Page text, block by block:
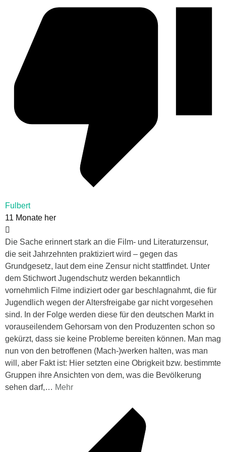
Fulbert
11 Monate her
Die Sache erinnert stark an die Film- und Literaturzensur,
die seit Jahrzehnten praktiziert wird – gegen das
Grundgesetz, laut dem eine Zensur nicht stattfindet. Unter
dem Stichwort Jugendschutz werden bekanntlich
vornehmlich Filme indiziert oder gar beschlagnahmt, die für
Jugendlich wegen der Altersfreigabe gar nicht vorgesehen
sind. In der Folge werden diese für den deutschen Markt in
vorauseilendem Gehorsam von den Produzenten schon so
gekürzt, dass sie keine Probleme bereiten können. Man mag
nun von den betroffenen (Mach-)werken halten, was man
will, aber Fakt ist: Hier setzten eine Obrigkeit bzw. bestimmte
Gruppen ihre Ansichten von dem, was die Bevölkerung
sehen darf,… Mehr